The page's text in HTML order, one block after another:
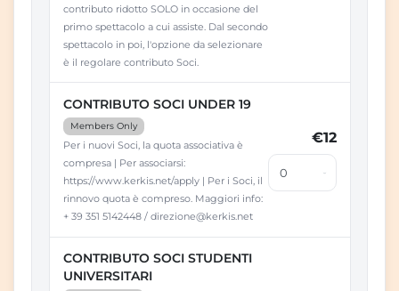
contributo ridotto SOLO in occasione del
primo spettacolo a cui assiste. Dal secondo
spettacolo in poi, l'opzione da selezionare
è il regolare contributo Soci.
CONTRIBUTO SOCI UNDER 19
Members Only
Per i nuovi Soci, la quota associativa è
compresa | Per associarsi:
https://www.kerkis.net/apply | Per i Soci, il
rinnovo quota è compreso. Maggiori info:
+ 39 351 5142448 / direzione@kerkis.net
€12
CONTRIBUTO SOCI STUDENTI
UNIVERSITARI